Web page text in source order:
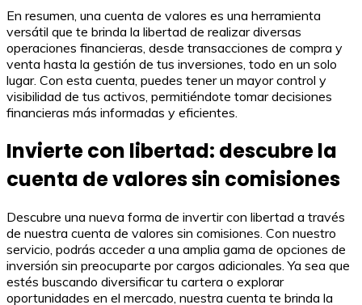
En resumen, una cuenta de valores es una herramienta
versátil que te brinda la libertad de realizar diversas
operaciones financieras, desde transacciones de compra y
venta hasta la gestión de tus inversiones, todo en un solo
lugar. Con esta cuenta, puedes tener un mayor control y
visibilidad de tus activos, permitiéndote tomar decisiones
financieras más informadas y eficientes.
Invierte con libertad: descubre la
cuenta de valores sin comisiones
Descubre una nueva forma de invertir con libertad a través
de nuestra cuenta de valores sin comisiones. Con nuestro
servicio, podrás acceder a una amplia gama de opciones de
inversión sin preocuparte por cargos adicionales. Ya sea que
estés buscando diversificar tu cartera o explorar
oportunidades en el mercado, nuestra cuenta te brinda la